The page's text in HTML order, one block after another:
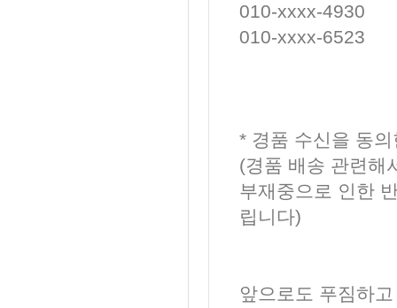
010-xxxx-4930
010-xxxx-6523
* 경품 수신을 동
(경품 배송 관련해
부재중으로 인한
립니다)
앞으로도 푸짐하